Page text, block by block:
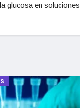
glucosa en soluciones